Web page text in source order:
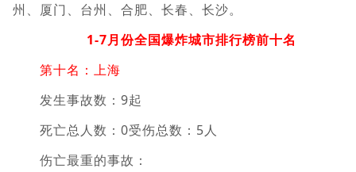
州、厦门、台州、合肥、长春、长沙。
1-7月份全国爆炸城市排行榜前十名
第十名：上海
发生事故数：9起
死亡总人数：0受伤总数：5人
伤亡最重的事故：